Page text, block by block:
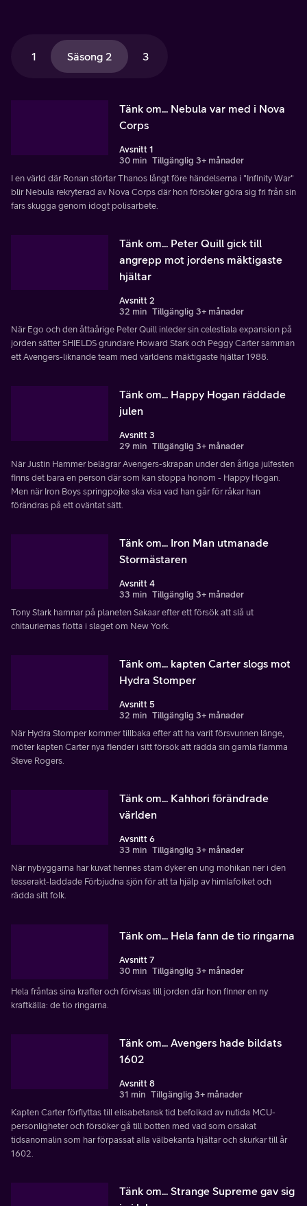
1 Säsong 2 3
Tänk om... Nebula var med i Nova
Corps
Avsnitt 1
30 min Tillgänglig 3+ månader
I en värld där Ronan störtar Thanos långt före händelserna i "Infinity War"
blir Nebula rekryterad av Nova Corps där hon försöker göra sig fri från sin
fars skugga genom idogt polisarbete.
Tänk om... Peter Quill gick till
angrepp mot jordens mäktigaste
hjältar
Avsnitt 2
32 min Tillgänglig 3+ månader
När Ego och den åttaårige Peter Quill inleder sin celestiala expansion på
jorden sätter SHIELDS grundare Howard Stark och Peggy Carter samman
ett Avengers-liknande team med världens mäktigaste hjältar 1988.
Tänk om... Happy Hogan räddade
julen
Avsnitt 3
29 min Tillgänglig 3+ månader
När Justin Hammer belägrar Avengers-skrapan under den årliga julfesten
finns det bara en person där som kan stoppa honom - Happy Hogan.
Men när Iron Boys springpojke ska visa vad han går för råkar han
förändras på ett oväntat sätt.
Tänk om... Iron Man utmanade
Stormästaren
Avsnitt 4
33 min Tillgänglig 3+ månader
Tony Stark hamnar på planeten Sakaar efter ett försök att slå ut
chitauriernas flotta i slaget om New York.
Tänk om... kapten Carter slogs mot
Hydra Stomper
Avsnitt 5
32 min Tillgänglig 3+ månader
När Hydra Stomper kommer tillbaka efter att ha varit försvunnen länge,
möter kapten Carter nya fiender i sitt försök att rädda sin gamla flamma
Steve Rogers.
Tänk om... Kahhori förändrade
världen
Avsnitt 6
33 min Tillgänglig 3+ månader
När nybyggarna har kuvat hennes stam dyker en ung mohikan ner i den
tesserakt-laddade Förbjudna sjön för att ta hjälp av himlafolket och
rädda sitt folk.
Tänk om... Hela fann de tio ringarna
Avsnitt 7
30 min Tillgänglig 3+ månader
Hela fråntas sina krafter och förvisas till jorden där hon finner en ny
kraftkälla: de tio ringarna.
Tänk om... Avengers hade bildats
1602
Avsnitt 8
31 min Tillgänglig 3+ månader
Kapten Carter förflyttas till elisabetansk tid befolkad av nutida MCU-
personligheter och försöker gå till botten med vad som orsakat
tidsanomalin som har förpassat alla välbekanta hjältar och skurkar till år
1602.
Tänk om... Strange Supreme gav sig